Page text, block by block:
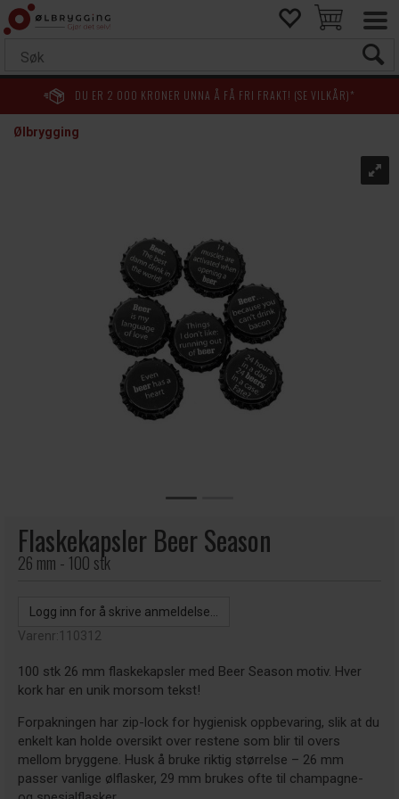
DU ER 2 000 KRONER UNNA Å FÅ FRI FRAKT! (SE VILKÅR)*
Ølbrygging
Flaskekapsler Beer Season
26 mm - 100 stk
Logg inn for å skrive anmeldelse...
Varenr:110312
100 stk 26 mm flaskekapsler med Beer Season motiv. Hver
kork har en unik morsom tekst!
Forpakningen har zip-lock for hygienisk oppbevaring, slik at du
enkelt kan holde oversikt over restene som blir til overs
mellom bryggene. Husk å bruke riktig størrelse – 26 mm
passer vanlige ølflasker, 29 mm brukes ofte til champagne-